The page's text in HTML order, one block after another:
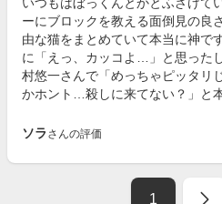
ーにブロックを教える面倒見の良
由な猫をまとめていて本当に神で
に「えっ、カッコよ…」と思った
村悠一さんで「めっちゃピッタリ
かホント…殺しに来てない？」と
ソラ さんの評価
1